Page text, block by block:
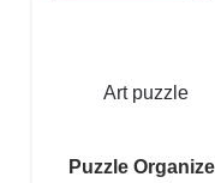
Art puzzle
Puzzle